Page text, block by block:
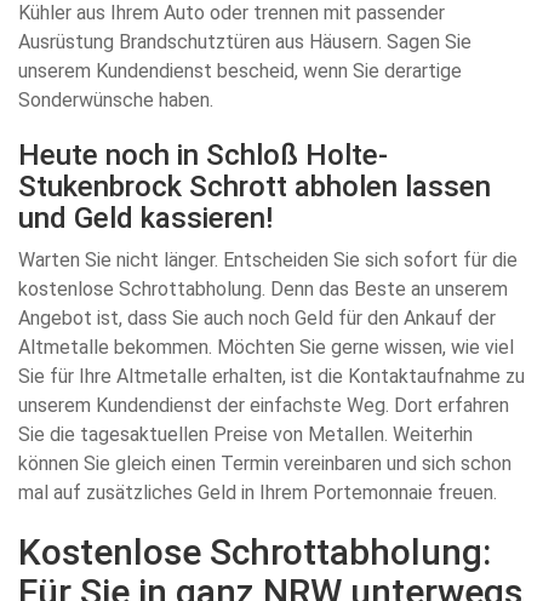
Kühler aus Ihrem Auto oder trennen mit passender
Ausrüstung Brandschutztüren aus Häusern. Sagen Sie
unserem Kundendienst bescheid, wenn Sie derartige
Sonderwünsche haben.
Heute noch in Schloß Holte-
Stukenbrock Schrott abholen lassen
und Geld kassieren!
Warten Sie nicht länger. Entscheiden Sie sich sofort für die
kostenlose Schrottabholung. Denn das Beste an unserem
Angebot ist, dass Sie auch noch Geld für den Ankauf der
Altmetalle bekommen. Möchten Sie gerne wissen, wie viel
Sie für Ihre Altmetalle erhalten, ist die Kontaktaufnahme zu
unserem Kundendienst der einfachste Weg. Dort erfahren
Sie die tagesaktuellen Preise von Metallen. Weiterhin
können Sie gleich einen Termin vereinbaren und sich schon
mal auf zusätzliches Geld in Ihrem Portemonnaie freuen.
Kostenlose Schrottabholung:
Für Sie in ganz NRW unterwegs